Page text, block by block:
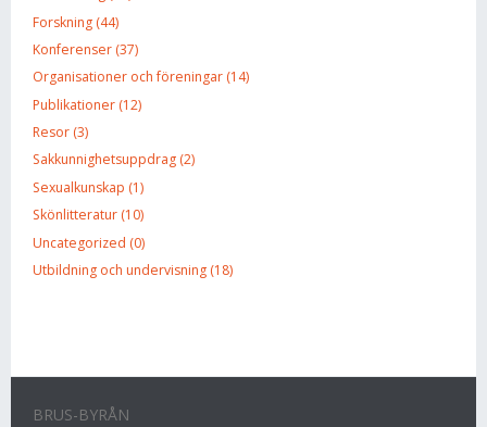
Forskning (44)
Konferenser (37)
Organisationer och föreningar (14)
Publikationer (12)
Resor (3)
Sakkunnighetsuppdrag (2)
Sexualkunskap (1)
Skönlitteratur (10)
Uncategorized (0)
Utbildning och undervisning (18)
BRUS-BYRÅN